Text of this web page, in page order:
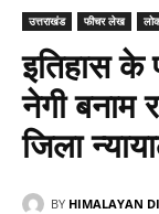
उत्तराखंड फीचर लेख
इतिहास के
नेगी बनाम
जिला
BY HIMALAYAN